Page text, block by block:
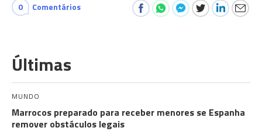
0 Comentários
Últimas
MUNDO
Marrocos preparado para receber menores se Espanha
remover obstáculos legais